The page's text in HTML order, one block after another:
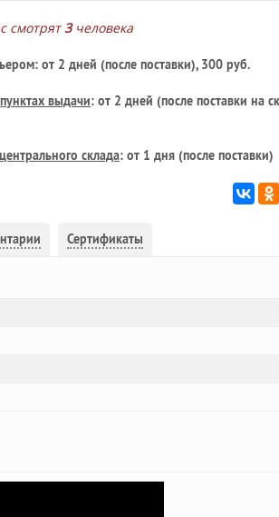
смотрят3человека
от 2 дней (после поставки), 300 руб.
пунктах выдачи: от 2 дней (после поставки на
центрального склада: от 1 дня (после поставки)
Сертификаты